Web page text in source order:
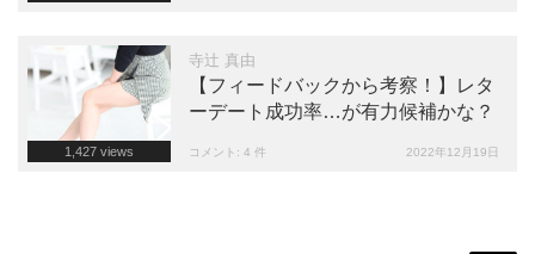
1,427 views
寺辻 真由
【フィードバックから考察！】レタ
ーデート成功率…が有力候補かな？
コメント: 4 件 2022年12月19日